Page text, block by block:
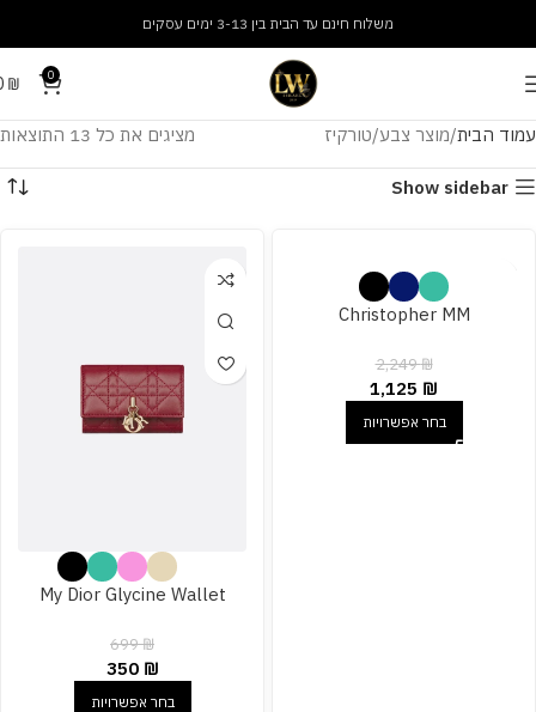
משלוח חינם עד הבית בין 3-13 ימים עסקים
0
₪
עמוד הבית מוצר צבע טורקיז מציגים את כל ⁦13⁩ התוצאות
Show sidebar
Christopher MM
2,249₪
1,125 ₪
בחר אפשרויות
My Dior Glycine Wallet
699₪
350 ₪
בחר אפשרויות